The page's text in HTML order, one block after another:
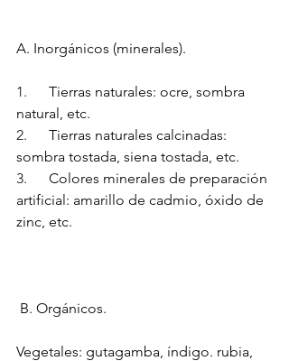
A. Inorgánicos (minerales).
1. ﻿﻿﻿Tierras naturales: ocre, sombra
natural, etc.
2. ﻿﻿﻿Tierras naturales calcinadas:
sombra tostada, siena tostada, etc.
3. ﻿﻿﻿Colores minerales de preparación
artificial: amarillo de cadmio, óxido de
zinc, etc.
B. Orgánicos.
﻿﻿﻿Vegetales: gutagamba, índigo. rubia,